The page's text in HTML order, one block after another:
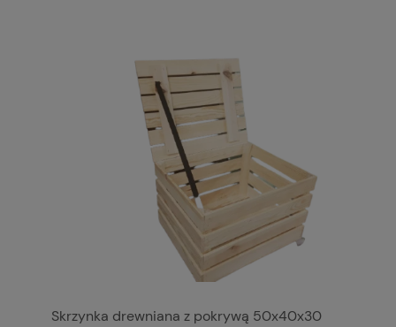
Skrzynka drewniana z pokrywą 50x40x30